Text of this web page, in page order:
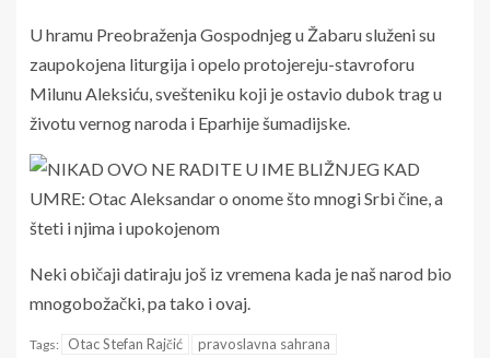
U hramu Preobraženja Gospodnjeg u Žabaru služeni su
zaupokojena liturgija i opelo protojereju-stavroforu
Milunu Aleksiću, svešteniku koji je ostavio dubok trag u
životu vernog naroda i Eparhije šumadijske.
Neki običaji datiraju još iz vremena kada je naš narod bio
mnogobožački, pa tako i ovaj.
Tags: Otac Stefan Rajčić
pravoslavna sahrana